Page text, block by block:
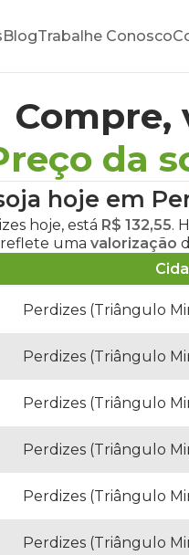
BlogTrabalhe Conosco
Compre,
da
hoje em
hoje, está R$ 132,55.
uma valorização
Perdizes (Triângulo
Perdizes (Triângulo
Perdizes (Triângulo
Perdizes (Triângulo
Perdizes (Triângulo
Perdizes (Triângulo